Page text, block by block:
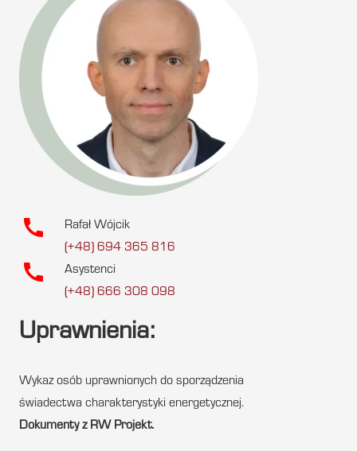
call
Rafał Wójcik
(+48) 694 365 816
call
Asystenci
(+48) 666 308 098
Uprawnienia:
Wykaz osób uprawnionych do sporządzenia
świadectwa charakterystyki energetycznej.
Dokumenty z RW Projekt.